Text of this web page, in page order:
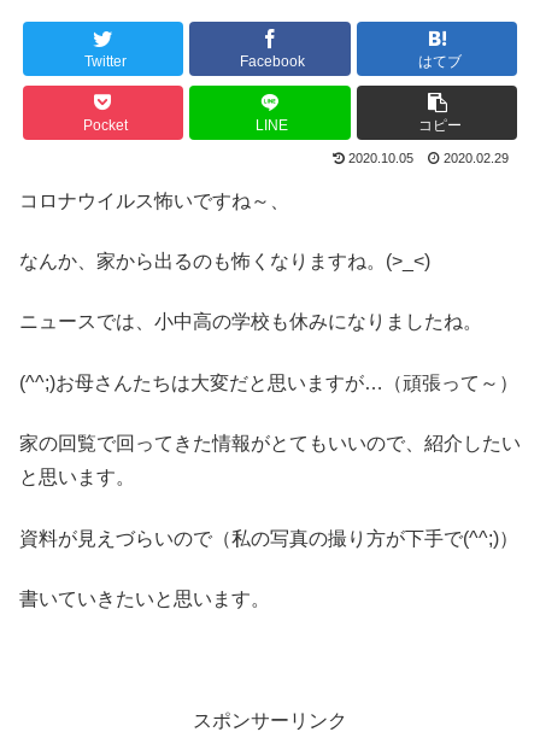
Twitter Facebook はてブ
Pocket LINE コピー
2020.10.05 2020.02.29
コロナウイルス怖いですね～、
なんか、家から出るのも怖くなりますね。(>_<)
ニュースでは、小中高の学校も休みになりましたね。
(^^;)お母さんたちは大変だと思いますが…（頑張って～）
家の回覧で回ってきた情報がとてもいいので、紹介したい
と思います。
資料が見えづらいので（私の写真の撮り方が下手で(^^;)）
書いていきたいと思います。
スポンサーリンク